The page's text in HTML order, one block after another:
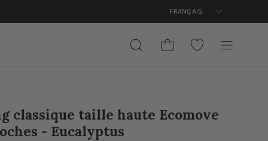
FRANÇAIS
OUVRIROUVRIR LE PANIER
WISHLISTOuvrir
classique taille haute Ecomove
- Eucalyptus